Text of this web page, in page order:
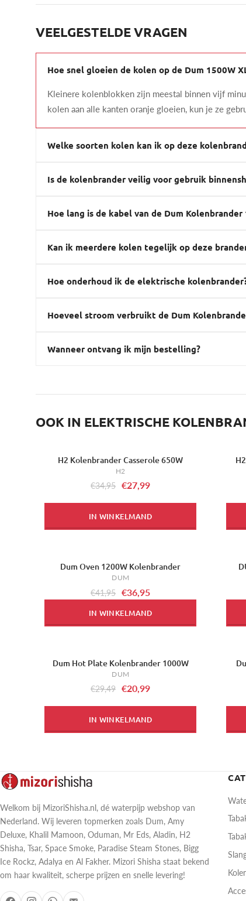
VEELGESTELDE VRAGEN
Hoe snel gloeien de kolen op de Dum 1500W
Kleinere kolenblokken zijn meestal binnen vijf
kolen aan alle kanten oranje gloeien, kun je ze
Welke soorten kolen kan ik op deze
Is de kolenbrander veilig voor gebruik
Hoe lang is de kabel van de Dum Kolenbrander
Kan ik meerdere kolen tegelijk op deze
Hoe onderhoud ik de elektrische
Hoeveel stroom verbruikt de Dum
Wanneer ontvang ik mijn bestelling?
OOK IN ELEKTRISCHE
-20%H2 Kolenbrander Casserole 650W
H2
€34,95 €27,99
IN WINKELMAND
-12%Dum Oven 1200W Kolenbrander
DUM
€41,95 €36,95
IN WINKELMAND
-33%
-29%
Dum Hot Plate Kolenbrander 1000W
DUM
€29,49 €20,99
IN WINKELMAND
-40%
Welkom bij MizoriShisha.nl, dé waterpijp webshop van
Nederland. Wij leveren topmerken zoals Dum, Amy
Deluxe, Khalil Mamoon, Oduman, Mr Eds, Aladin, H2
Shisha, Tsar, Space Smoke, Paradise Steam Stones, Bigg
Ice Rockz, Adalya en Al Fakher. Mizori Shisha staat bekend
om haar kwaliteit, scherpe prijzen en snelle levering!